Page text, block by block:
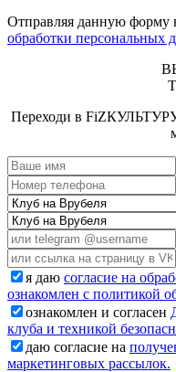
Отправляя данную форму
обработки персональных
Переходи в
я даю согласие на
ознакомлен с политикой
ознакомлен и согласен
клуба и техникой
даю согласие на
маркетинговых рассылок.